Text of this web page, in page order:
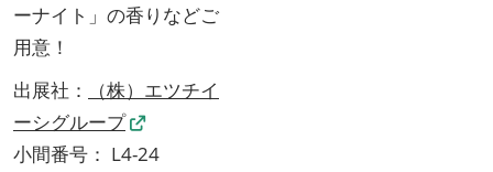
ーナイト」の香りなどご
用意！
出展社：
（株）エツチイ
ーシグループ
小間番号： L4-24